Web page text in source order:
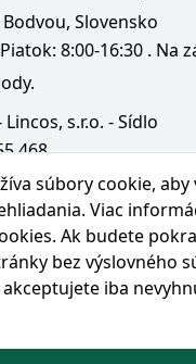
súbory cookie, aby
Viac
. Ak budete
bez výslovného
iba
Slovensko
8:00-16:30 . Na
s.r.o. - Sídlo
468
Rustaveliho 4, 831 06